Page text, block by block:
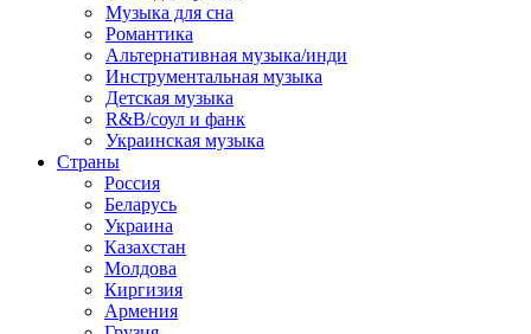
Музыка для сна
Романтика
Альтернативная музыка/инди
Инструментальная музыка
Детская музыка
R&B/cоул и фанк
Украинская музыка
Страны
Россия
Беларусь
Украина
Казахстан
Молдова
Киргизия
Армения